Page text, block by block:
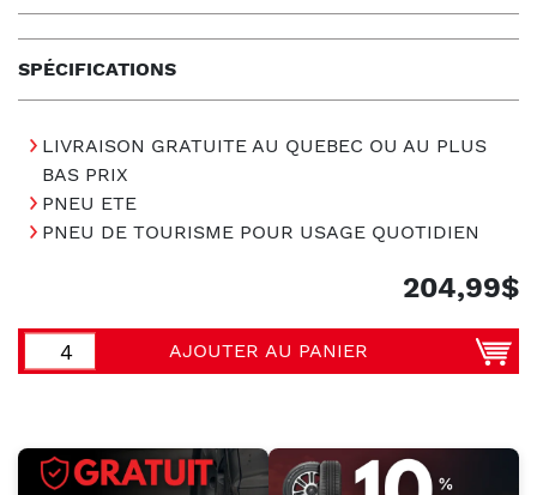
SPÉCIFICATIONS
LIVRAISON GRATUITE AU QUEBEC OU AU PLUS
BAS PRIX
PNEU ETE
PNEU DE TOURISME POUR USAGE QUOTIDIEN
204,99$
AJOUTER AU PANIER